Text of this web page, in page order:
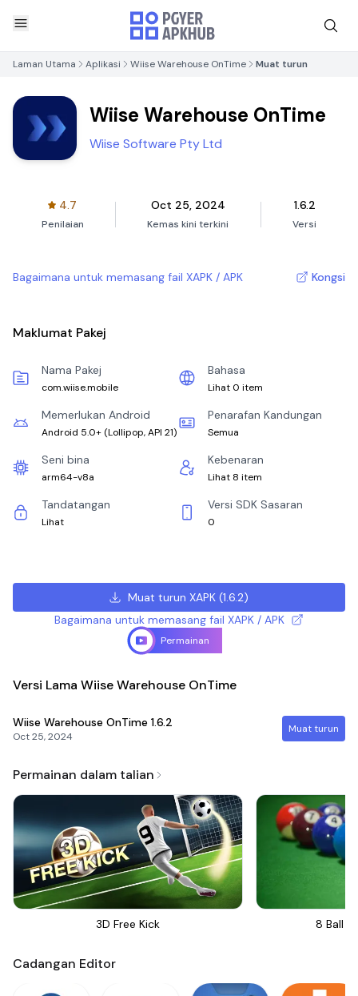
Laman Utama Aplikasi Wiise Warehouse OnTime Muat turun
Wiise Warehouse OnTime
Wiise Software Pty Ltd
4.7
Penilaian
Oct 25, 2024
Kemas kini terkini
1.6.2
Versi
Bagaimana untuk memasang fail XAPK / APK Kongsi
Maklumat Pakej
Nama Pakej
com.wiise.mobile
Bahasa
Lihat 0 item
Memerlukan Android
Android 5.0+ (Lollipop, API 21)
Penarafan Kandungan
Semua
Seni bina
arm64-v8a
Kebenaran
Lihat 8 item
Tandatangan
Lihat
Versi SDK Sasaran
0
Muat turun XAPK (1.6.2)
Bagaimana untuk memasang fail XAPK / APK
Permainan
Versi Lama Wiise Warehouse OnTime
Wiise Warehouse OnTime 1.6.2
Oct 25, 2024
Muat turun
Permainan dalam talian
3D Free Kick 8 Ball
Cadangan Editor